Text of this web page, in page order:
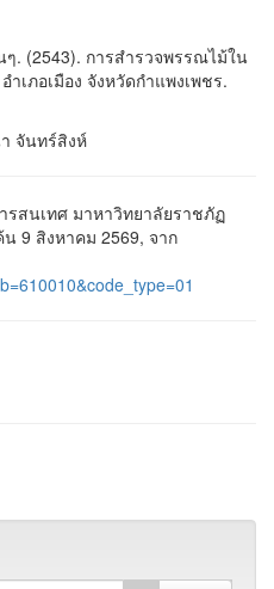
. (2543). การสำรวจพรรณไม้ใน
เภอเมือง จังหวัดกำแพงเพชร.
จันทร์สิงห์
รสนเทศ มาหาวิทยาลัยราชภัฏ
9 สิงหาคม 2569, จาก